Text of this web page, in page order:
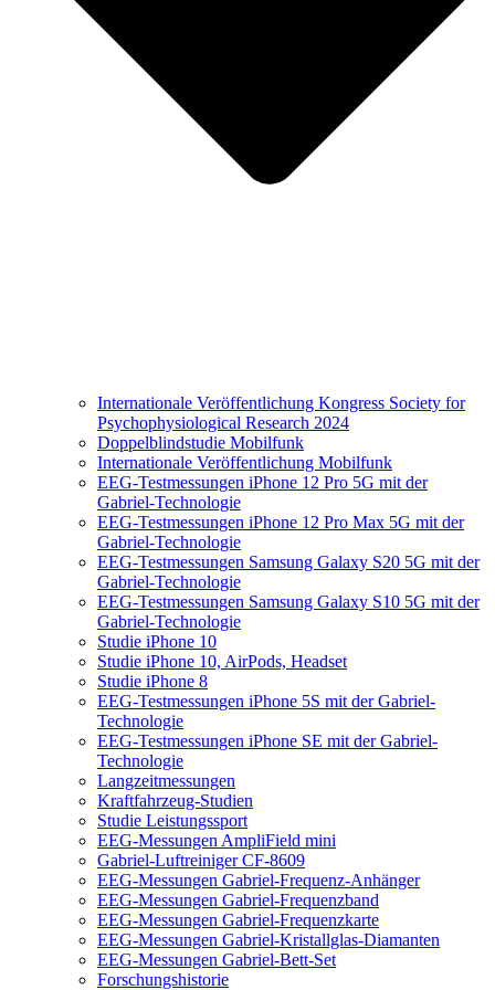
Internationale Veröffentlichung Kongress Society for
Psychophysiological Research 2024
Doppelblindstudie Mobilfunk
Internationale Veröffentlichung Mobilfunk
EEG-Testmessungen iPhone 12 Pro 5G mit der
Gabriel-Technologie
EEG-Testmessungen iPhone 12 Pro Max 5G mit der
Gabriel-Technologie
EEG-Testmessungen Samsung Galaxy S20 5G mit der
Gabriel-Technologie
EEG-Testmessungen Samsung Galaxy S10 5G mit der
Gabriel-Technologie
Studie iPhone 10
Studie iPhone 10, AirPods, Headset
Studie iPhone 8
EEG-Testmessungen iPhone 5S mit der Gabriel-
Technologie
EEG-Testmessungen iPhone SE mit der Gabriel-
Technologie
Langzeitmessungen
Kraftfahrzeug-Studien
Studie Leistungssport
EEG-Messungen AmpliField mini
Gabriel-Luftreiniger CF-8609
EEG-Messungen Gabriel-Frequenz-Anhänger
EEG-Messungen Gabriel-Frequenzband
EEG-Messungen Gabriel-Frequenzkarte
EEG-Messungen Gabriel-Kristallglas-Diamanten
EEG-Messungen Gabriel-Bett-Set
Forschungshistorie